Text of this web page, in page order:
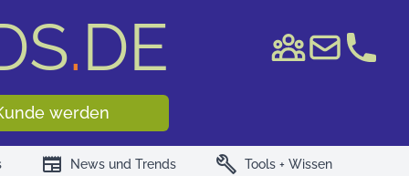
.DE
WKN/ISIN
werden
newspaper News und Trends build Tools + Wissen